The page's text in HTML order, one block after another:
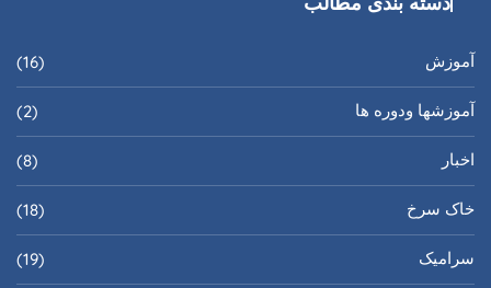
آموزش (16)
آموزشها ودوره ها (2)
اخبار (8)
خاک سرخ (18)
سرامیک (19)